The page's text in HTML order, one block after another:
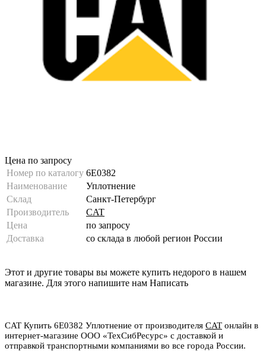
Цена по запросу
Номер по каталогу 6E0382
Наименование
Уплотнение
Склад
Санкт-Петербург
Производитель
CAT
Цена
по запросу
Доставка
со склада в любой регион России
Этот и другие товары вы можете купить недорого в нашем
магазине. Для этого напишите нам Написать
CAT Купить 6E0382 Уплотнение от производителя CAT онлайн в
интернет-магазине ООО «ТехСибРесурс» с доставкой и
отправкой транспортными компаниями во все города России.